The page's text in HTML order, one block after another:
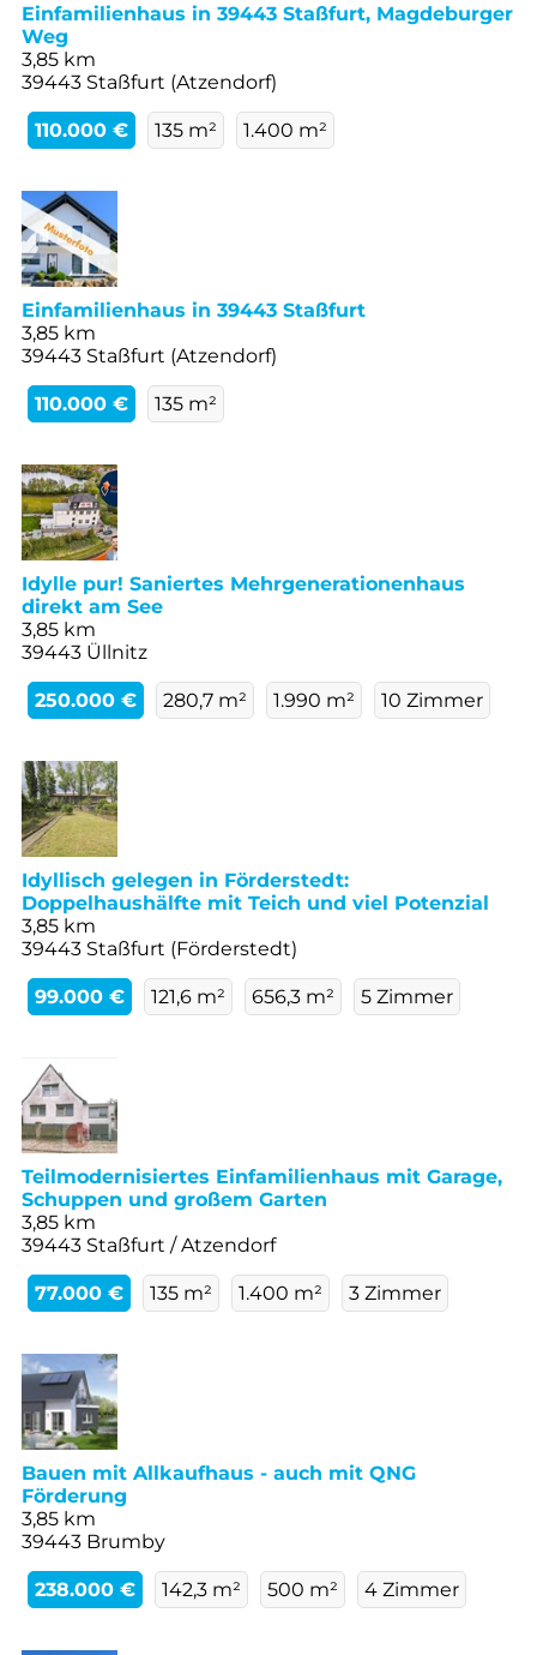
Einfamilienhaus in 39443 Staßfurt, Magdeburger
Weg
3,85 km
39443 Staßfurt (Atzendorf)
110.000 € 135 m² 1.400 m²
Einfamilienhaus in 39443 Staßfurt
3,85 km
39443 Staßfurt (Atzendorf)
110.000 € 135 m²
Idylle pur! Saniertes Mehrgenerationenhaus
direkt am See
3,85 km
39443 Üllnitz
250.000 € 280,7 m² 1.990 m² 10 Zimmer
Idyllisch gelegen in Förderstedt:
Doppelhaushälfte mit Teich und viel Potenzial
3,85 km
39443 Staßfurt (Förderstedt)
99.000 € 121,6 m² 656,3 m² 5 Zimmer
Teilmodernisiertes Einfamilienhaus mit Garage,
Schuppen und großem Garten
3,85 km
39443 Staßfurt / Atzendorf
77.000 € 135 m² 1.400 m² 3 Zimmer
Bauen mit Allkaufhaus - auch mit QNG
Förderung
3,85 km
39443 Brumby
238.000 € 142,3 m² 500 m² 4 Zimmer